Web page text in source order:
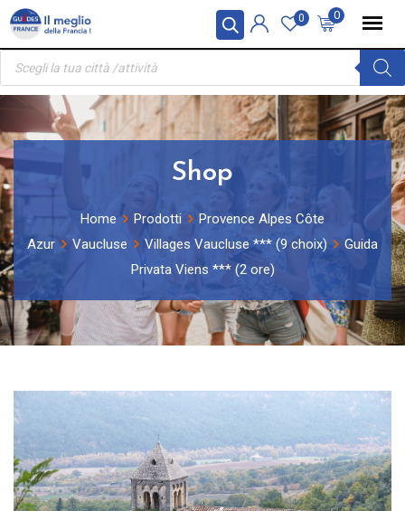
Pannello di gestione dei cookies
Skip
content
0
0
Ricerca
prodotti
Shop
Home Prodotti
Provence Alpes Côte
Azur
Vaucluse Villages Vaucluse *** (9 choix)
Guida
Privata Viens *** (2 ore)